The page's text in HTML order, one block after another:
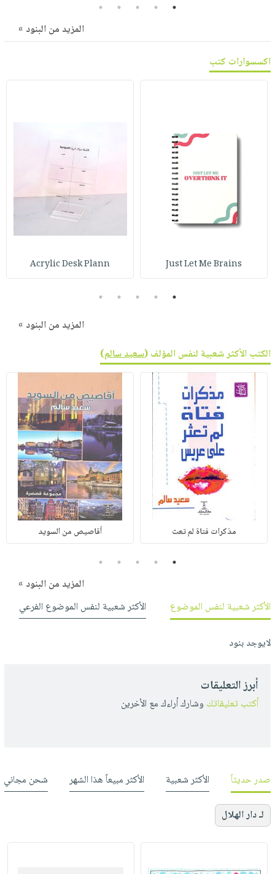
مناسباتيتكرر
طرحها
خدمات
انشر
نشرة
الإصدارات
1
2
3
4
5
المزيد من البنود »
اكسسوارات كتب
Just Let Me Brains
Acrylic Desk Plann
1
2
3
4
5
المزيد من البنود »
الكتب الأكثر شعبية لنفس المؤلف (سعيد سالم)
مذكرات فتاة لم تعث أقاصيص من السويد
1
2
3
4
5
المزيد من البنود »
الأكثر شعبية لنفس الموضوع
الأكثر شعبية لنفس الموضوع الفرعي
لايوجد بنود
أبرز التعليقات
أكتب تعليقاتك وشارك أراءك مع الأخرين
صدر حديثاً الأكثر شعبية الأكثر مبيعاً هذا الشهر شحن مجاني
لـ دار الهلال